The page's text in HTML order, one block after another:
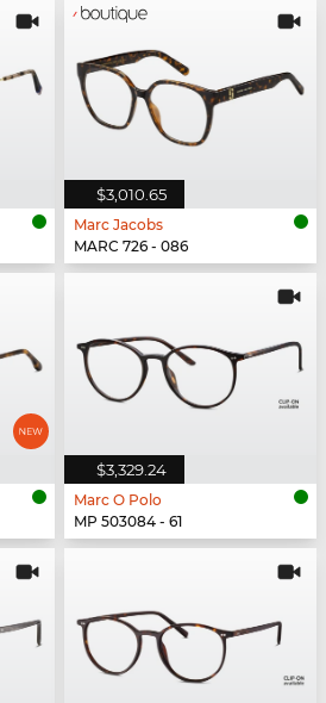
$3,010.65
Marc Jacobs
MARC 726 - 086
$3,329.24
Marc O Polo
MP 503084 - 61